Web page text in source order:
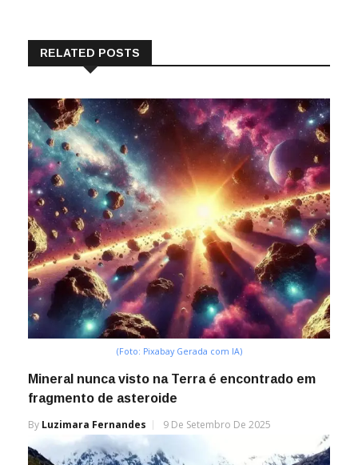
RELATED POSTS
(Foto: Pixabay Gerada com IA)
Mineral nunca visto na Terra é encontrado em
fragmento de asteroide
By Luzimara Fernandes 9 De Setembro De 2025